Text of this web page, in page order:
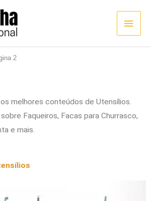
2
melhores conteúdos de Utensílios.
Faqueiros, Facas para Churrasco,
e mais.